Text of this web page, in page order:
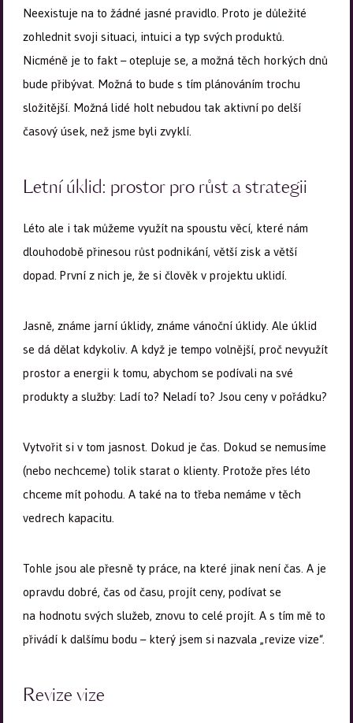
Neexistuje na to žádné jasné pravidlo. Proto je důležité
zohlednit svoji situaci, intuici a typ svých produktů.
Nicméně je to fakt – otepluje se, a možná těch horkých dnů
bude přibývat. Možná to bude s tím plánováním trochu
složitější. Možná lidé holt nebudou tak aktivní po delší
časový úsek, než jsme byli zvyklí.
Letní úklid: prostor pro růst a strategii
Léto ale i tak můžeme využít na spoustu věcí, které nám
dlouhodobě přinesou růst podnikání, větší zisk a větší
dopad. První z nich je, že si člověk v projektu uklidí.
Jasně, známe jarní úklidy, známe vánoční úklidy. Ale úklid
se dá dělat kdykoliv. A když je tempo volnější, proč nevyužít
prostor a energii k tomu, abychom se podívali na své
produkty a služby: Ladí to? Neladí to? Jsou ceny v pořádku?
Vytvořit si v tom jasnost. Dokud je čas. Dokud se nemusíme
(nebo nechceme) tolik starat o klienty. Protože přes léto
chceme mít pohodu. A také na to třeba nemáme v těch
vedrech kapacitu.
Tohle jsou ale přesně ty práce, na které jinak není čas. A je
opravdu dobré, čas od času, projít ceny, podívat se
na hodnotu svých služeb, znovu to celé projít. A s tím mě to
přivádí k dalšímu bodu – který jsem si nazvala „revize vize“.
Revize vize